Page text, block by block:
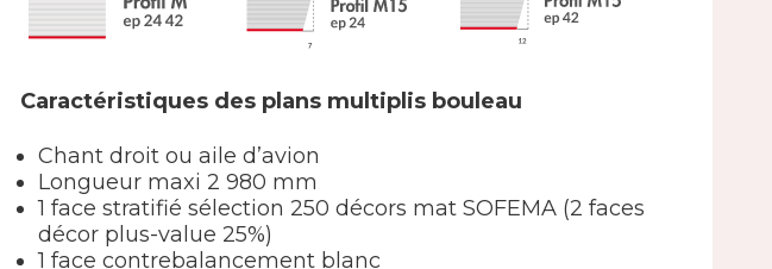
Caractéristiques des plans multiplis bouleau
Chant droit ou aile d’avion
Longueur maxi 2 980 mm
1 face stratifié sélection 250 décors mat SOFEMA (2 faces
décor plus-value 25%)
1 face contrebalancement blanc